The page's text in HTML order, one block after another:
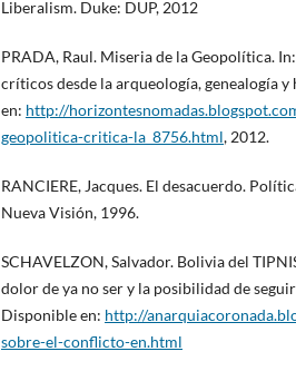
Liberalism. Duke: DUP, 2012
PRADA, Raul. Miseria de la Geopolítica.
críticos desde la arqueología, genealogía
en: http://
geopolitica-critica-la_8756.html, 2012.
RANCIERE, Jacques. El desacuerdo.
Nueva Visión, 1996.
SCHAVELZON, Salvador. Bolivia del
dolor de ya no ser y la posibilidad de
Disponible en: http://
sobre-el-conflicto-en.html